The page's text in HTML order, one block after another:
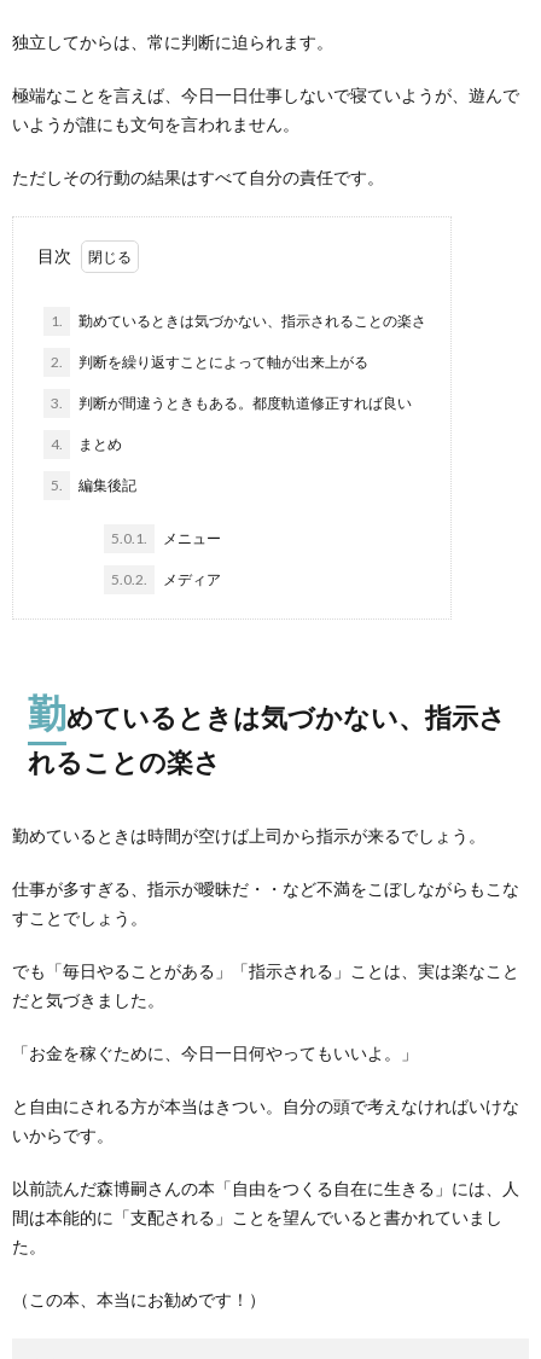
独立してからは、常に判断に迫られます。
極端なことを言えば、今日一日仕事しないで寝ていようが、遊んで
いようが誰にも文句を言われません。
ただしその行動の結果はすべて自分の責任です。
目次
1. 勤めているときは気づかない、指示されることの楽さ
2. 判断を繰り返すことによって軸が出来上がる
3. 判断が間違うときもある。都度軌道修正すれば良い
4. まとめ
5. 編集後記
5.0.1. メニュー
5.0.2. メディア
勤めているときは気づかない、指示さ
れることの楽さ
勤めているときは時間が空けば上司から指示が来るでしょう。
仕事が多すぎる、指示が曖昧だ・・など不満をこぼしながらもこな
すことでしょう。
でも「毎日やることがある」「指示される」ことは、実は楽なこと
だと気づきました。
「お金を稼ぐために、今日一日何やってもいいよ。」
と自由にされる方が本当はきつい。自分の頭で考えなければいけな
いからです。
以前読んだ森博嗣さんの本「自由をつくる自在に生きる」には、人
間は本能的に「支配される」ことを望んでいると書かれていまし
た。
（この本、本当にお勧めです！）